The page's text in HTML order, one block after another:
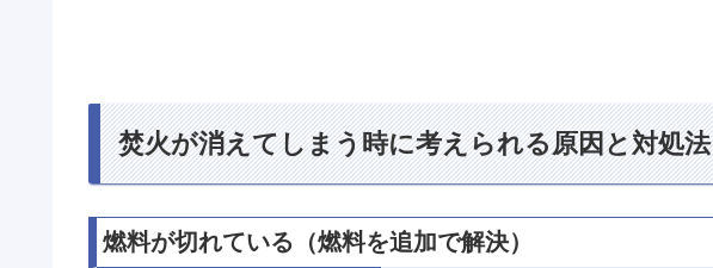
焚火が消えてしまう時に考えられる原因と対処法
燃料が切れている（燃料を追加で解決）